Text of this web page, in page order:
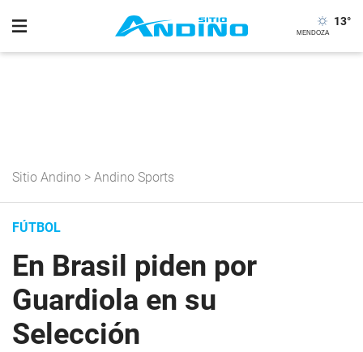
13°
Sitio Andino > Andino Sports
FÚTBOL
En Brasil piden por
Guardiola en su
Selección